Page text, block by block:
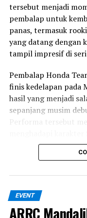
8.500 rpm
Torsi
Karakter tenaga
menengah sehingga
saat digunakan di
kota.
Berdasarkan
mampu mencatatkan
11,9 detik
dengan
Tetap Irit
Meningkat
Salah satu
bahan bakarnya.
tersebut menjadi
pembalap untuk
panas, termasuk
yang datang dengan
tampil impresif di
Pembalap Honda
finis kedelapan pada
hasil yang menjadi
sepanjang musim
Performa tersebut
mengalir (flowing),
diprediksi.
Selain Veda, Honda
pembalap Thailand
menjalani debut di
menggantikan Zen
EVENT
ARRC